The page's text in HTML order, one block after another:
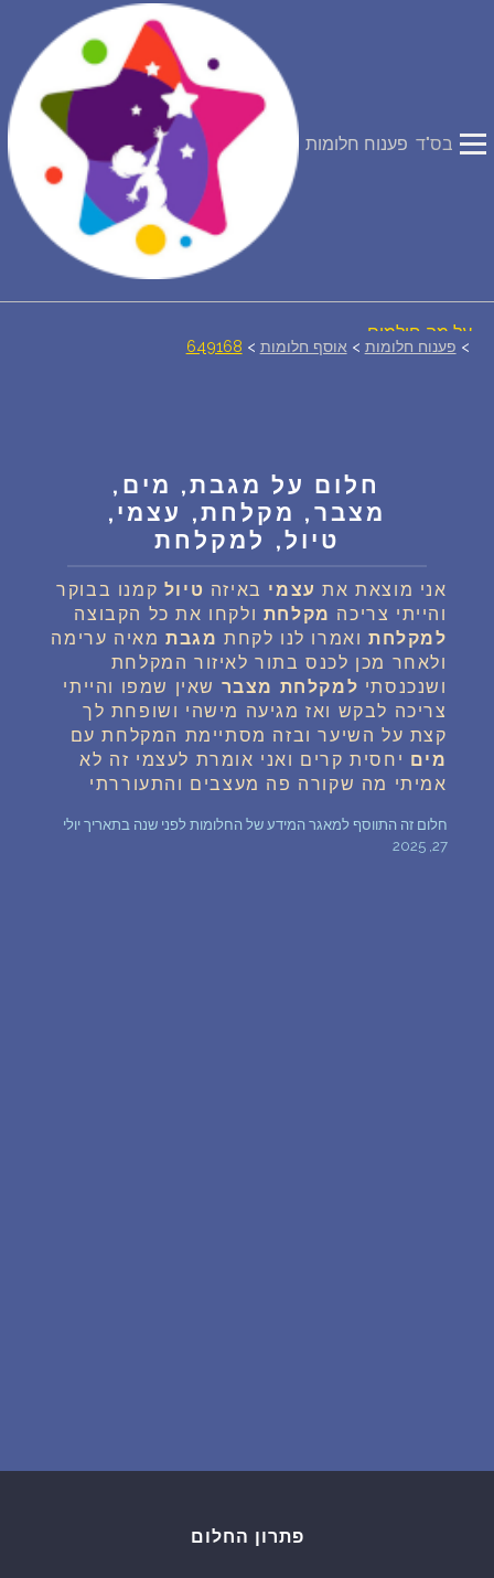
פענוח חלומות בס"ד
יומן החלומות שלך (0)
על מה חולמים
שאלות נפוצות
פענוח חלום אנושי
עלינו
מדיניות פרטיות
הסכם שימוש
> פענוח חלומות > אוסף חלומות >
649168
חלום על מגבת, מים,
מצבר, מקלחת, עצמי,
טיול, למקלחת
אני מוצאת את עצמי באיזה טיול קמנו בבוקר
והייתי צריכה מקלחת ולקחו את כל הקבוצה
למקלחת ואמרו לנו לקחת מגבת מאיה ערימה
ולאחר מכן לכנס בתור לאיזור המקלחת
ושנכנסתי למקלחת מצבר שאין שמפו והייתי
צריכה לבקש ואז מגיעה מישהי ושופחת לך
קצת על השיער ובזה מסתיימת המקלחת עם
מים יחסית קרים ואני אומרת לעצמי זה לא
אמיתי מה שקורה פה מעצבים והתעוררתי
חלום זה התווסף למאגר המידע של החלומות לפני שנה בתאריך יולי
27, 2025
פתרון החלום